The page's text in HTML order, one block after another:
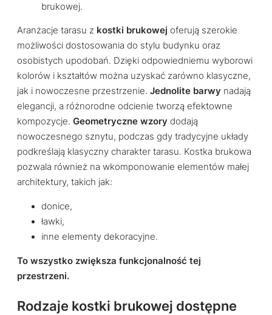
brukowej.
Aranżacje tarasu z kostki brukowej oferują szerokie
możliwości dostosowania do stylu budynku oraz
osobistych upodobań. Dzięki odpowiedniemu wyborowi
kolorów i kształtów można uzyskać zarówno klasyczne,
jak i nowoczesne przestrzenie. Jednolite barwy nadają
elegancji, a różnorodne odcienie tworzą efektowne
kompozycje. Geometryczne wzory dodają
nowoczesnego sznytu, podczas gdy tradycyjne układy
podkreślają klasyczny charakter tarasu. Kostka brukowa
pozwala również na wkomponowanie elementów małej
architektury, takich jak:
donice,
ławki,
inne elementy dekoracyjne.
To wszystko zwiększa funkcjonalność tej
przestrzeni.
Rodzaje kostki brukowej dostępne